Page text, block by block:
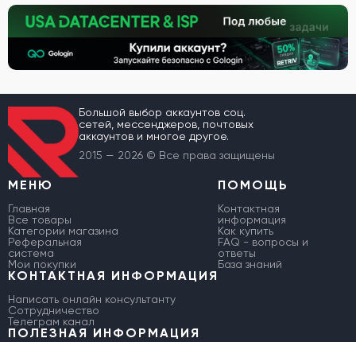
Большой выбор аккаунтов соц.
сетей, мессенджеров, почтовых
аккаунтов и многое другое.
2015 — 2026 © Все права защищены
МЕНЮ
Главная
Все товары
Категории магазина
Реферальная
система
Мои покупки
ПОМОЩЬ
Контактная
информация
Как купить
FAQ - вопросы и
ответы
База знаний
КОНТАКТНАЯ ИНФОРМАЦИЯ
Написать онлайн консультанту
Сотрудничество
Телеграм канал
ПОЛЕЗНАЯ ИНФОРМАЦИЯ